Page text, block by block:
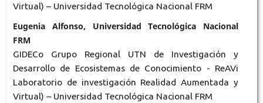
Virtual) – Universidad Tecnológica Nacional FRM
Eugenia Alfonso, Universidad Tecnológica Nacional
FRM
GIDECo Grupo Regional UTN de Investigación y
Desarrollo de Ecosistemas de Conocimiento - ReAVi
Laboratorio de investigación Realidad Aumentada y
Virtual) – Universidad Tecnológica Nacional FRM